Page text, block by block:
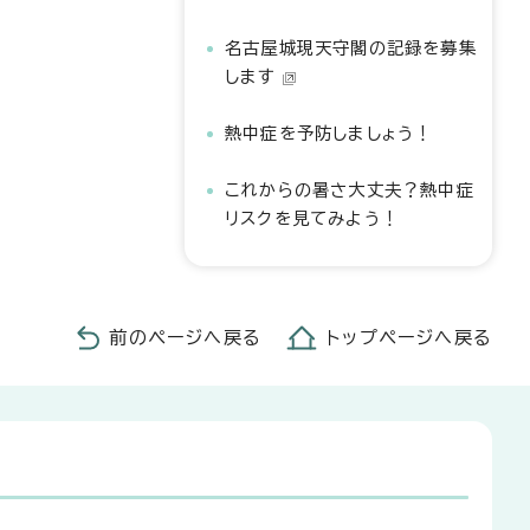
名古屋城現天守閣の記録を募集
します
熱中症を予防しましょう！
これからの暑さ大丈夫？熱中症
リスクを見てみよう！
前のページへ戻る トップページへ戻る